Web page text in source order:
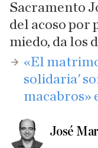
Sacramento
del acoso por
miedo, da los
«El
solidaria'
macabros»
José